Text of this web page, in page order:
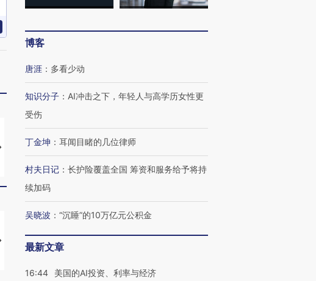
马航飞行员跨国走私7万
粒摇头丸 尿检体内含3种
视线｜被称为“蟑螂”的印
度Z世代 用街头抗争将教
育部长拱下台
机”？难民潮撕裂西班牙
飞地休达
【推广】走进第四届链博
会，让数智科技“链”接产
博客
唐涯 ： 多看少动
知识分子 ： AI冲击之下，年轻人与高学历女性更
受伤
丁金坤 ： 耳闻目睹的几位律师
村夫日记 ： 长护险覆盖全国 筹资和服务给予将持
续加码
吴晓波 ： “沉睡”的10万亿元公积金
最新文章
16:44 美国的AI投资、利率与经济